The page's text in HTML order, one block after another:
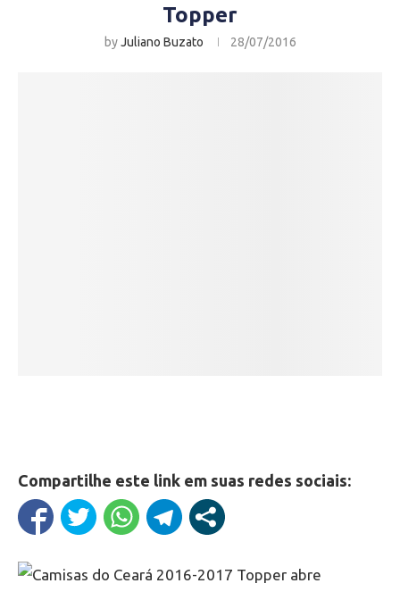
Topper
byJuliano Buzato 28/07/2016
Compartilhe este link em suas redes sociais: